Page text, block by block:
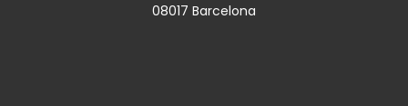
08017 Barcelona